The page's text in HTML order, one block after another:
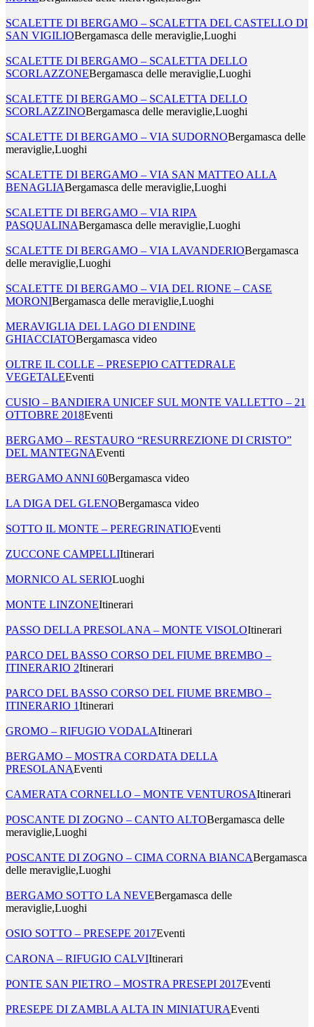
SCALETTE DI BERGAMO – SCALETTA DEL CASTELLO DI
SAN VIGILIOBergamasca delle meraviglie,Luoghi
SCALETTE DI BERGAMO – SCALETTA DELLO
SCORLAZZONEBergamasca delle meraviglie,Luoghi
SCALETTE DI BERGAMO – SCALETTA DELLO
SCORLAZZINOBergamasca delle meraviglie,Luoghi
SCALETTE DI BERGAMO – VIA SUDORNOBergamasca delle
meraviglie,Luoghi
SCALETTE DI BERGAMO – VIA SAN MATTEO ALLA
BENAGLIABergamasca delle meraviglie,Luoghi
SCALETTE DI BERGAMO – VIA RIPA
PASQUALINABergamasca delle meraviglie,Luoghi
SCALETTE DI BERGAMO – VIA LAVANDERIOBergamasca
delle meraviglie,Luoghi
SCALETTE DI BERGAMO – VIA DEL RIONE – CASE
MORONIBergamasca delle meraviglie,Luoghi
MERAVIGLIA DEL LAGO DI ENDINE
GHIACCIATOBergamasca video
OLTRE IL COLLE – PRESEPIO CATTEDRALE
VEGETALEEventi
CUSIO – BANDIERA UNICEF SUL MONTE VALLETTO – 21
OTTOBRE 2018Eventi
BERGAMO – RESTAURO “RESURREZIONE DI CRISTO”
DEL MANTEGNAEventi
BERGAMO ANNI 60Bergamasca video
LA DIGA DEL GLENOBergamasca video
SOTTO IL MONTE – PEREGRINATIOEventi
ZUCCONE CAMPELLIItinerari
MORNICO AL SERIOLuoghi
MONTE LINZONEItinerari
PASSO DELLA PRESOLANA – MONTE VISOLOItinerari
PARCO DEL BASSO CORSO DEL FIUME BREMBO –
ITINERARIO 2Itinerari
PARCO DEL BASSO CORSO DEL FIUME BREMBO –
ITINERARIO 1Itinerari
GROMO – RIFUGIO VODALAItinerari
BERGAMO – MOSTRA CORDATA DELLA
PRESOLANAEventi
CAMERATA CORNELLO – MONTE VENTUROSAItinerari
POSCANTE DI ZOGNO – CANTO ALTOBergamasca delle
meraviglie,Luoghi
POSCANTE DI ZOGNO – CIMA CORNA BIANCABergamasca
delle meraviglie,Luoghi
BERGAMO SOTTO LA NEVEBergamasca delle
meraviglie,Luoghi
OSIO SOTTO – PRESEPE 2017Eventi
CARONA – RIFUGIO CALVIItinerari
PONTE SAN PIETRO – MOSTRA PRESEPI 2017Eventi
PRESEPE DI ZAMBLA ALTA IN MINIATURAEventi